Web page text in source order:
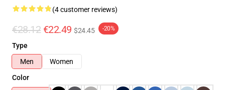
(4 customer reviews)
€28.12 €22.49 $24.45 -20%
Type
Men
Women
Color